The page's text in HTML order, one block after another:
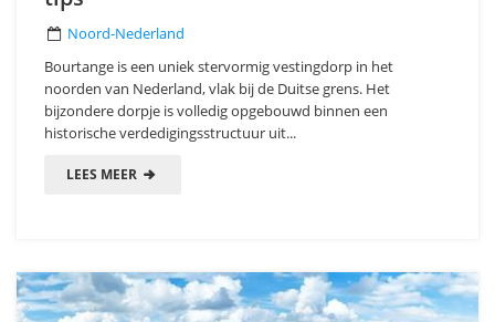
Noord-Nederland
Bourtange is een uniek stervormig vestingdorp in het
noorden van Nederland, vlak bij de Duitse grens. Het
bijzondere dorpje is volledig opgebouwd binnen een
historische verdedigingsstructuur uit...
LEES MEER